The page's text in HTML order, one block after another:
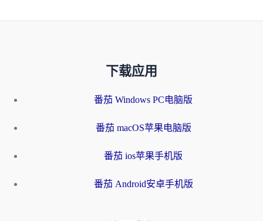
下载应用
番茄 Windows PC电脑版
番茄 macOS苹果电脑版
番茄 ios苹果手机版
番茄 Android安卓手机版